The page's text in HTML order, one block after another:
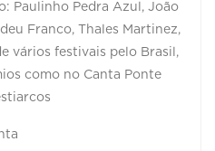
Paulinho Pedra Azul, João
Franco, Thales Martinez,
vários festivais pelo Brasil,
como no Canta Ponte